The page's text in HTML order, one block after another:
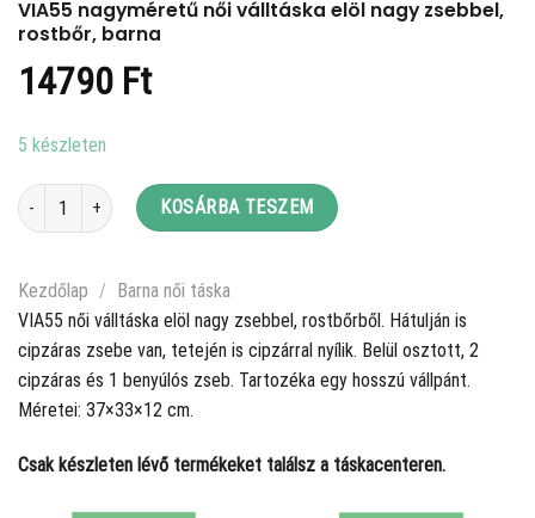
VIA55 nagyméretű női válltáska elöl nagy zsebbel,
rostbőr, barna
14790 Ft
5 készleten
VIA55 nagyméretű női válltáska elöl nagy zsebbel, rostbőr, barna mennyiség
KOSÁRBA TESZEM
Kezdőlap /
Barna női táska
VIA55 női válltáska elöl nagy zsebbel, rostbőrből. Hátulján is
cipzáras zsebe van, tetején is cipzárral nyílik. Belül osztott, 2
cipzáras és 1 benyúlós zseb. Tartozéka egy hosszú vállpánt.
Méretei: 37×33×12 cm.
Csak készleten lévő termékeket találsz a táskacenteren.